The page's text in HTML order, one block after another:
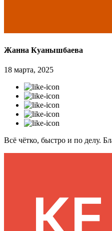
Жанна Куанышбаева
18 марта, 2025
Всё чётко, быстро и по делу.